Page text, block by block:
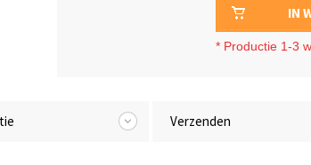
IN
* Productie 1-3
Verzenden